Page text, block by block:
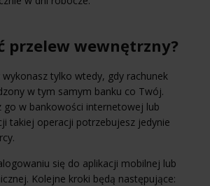
przelew wewnętrzny?
tylko wtedy, gdy rachunek
w tym samym banku co Twój.
go w bankowości internetowej lub
takiej operacji potrzebujesz jedynie
się do aplikacji mobilnej lub
Kolejne kroki będą następujące: